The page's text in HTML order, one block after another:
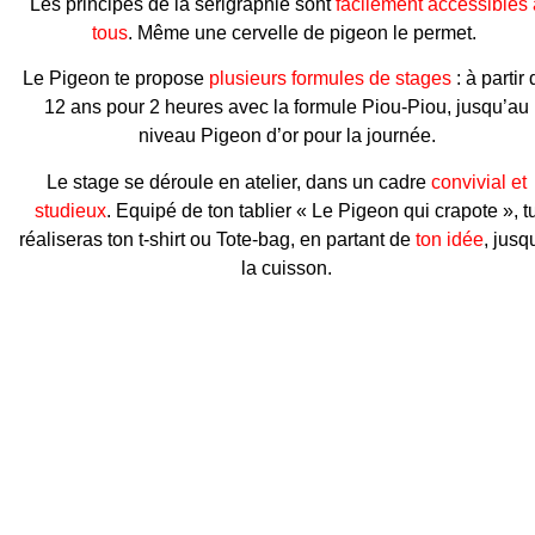
Les principes de la sérigraphie sontfacilement accessibles
tous. Même une cervelle de pigeon le permet.
Le Pigeon te propose plusieurs formules de stages : à partir
12 ans pour 2 heures avec la formule Piou-Piou, jusqu’au
niveau Pigeon d’or pour la journée.
Le stage se déroule en atelier, dans un cadre convivial et
studieux. Equipé de ton tablier « Le Pigeon qui crapote »,
réaliseras ton t-shirt ou Tote-bag, en partant de ton idée,
la cuisson.